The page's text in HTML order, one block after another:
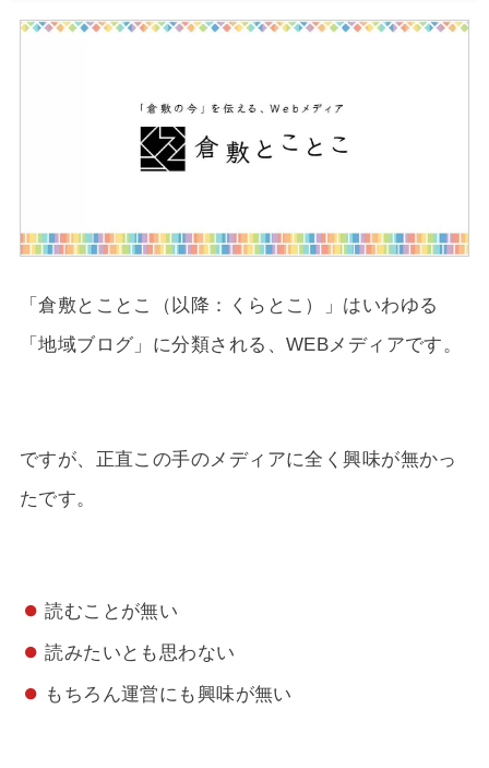
「倉敷とことこ（以降：くらとこ）」はいわゆる
「地域ブログ」に分類される、WEBメディアです。
ですが、正直この手のメディアに全く興味が無かっ
たです。
読むことが無い
読みたいとも思わない
もちろん運営にも興味が無い